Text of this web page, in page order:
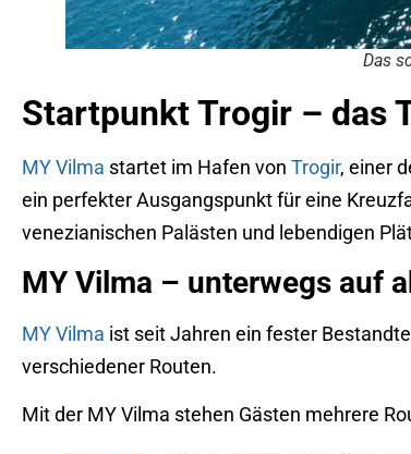
Das
Startpunkt Trogir – das
MY Vilma startet im Hafen von Trogir, einer
ein perfekter Ausgangspunkt für eine
venezianischen Palästen und lebendigen
MY Vilma – unterwegs auf
MY Vilma ist seit Jahren ein fester
verschiedener Routen.
Mit der MY Vilma stehen Gästen mehrere